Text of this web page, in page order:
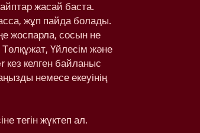
жасай баста.
жұп пайда болады.
жоспарла, сосын не
Үйлесім және
келген байланыс
немесе екеуінің
тегін жүктеп ал.